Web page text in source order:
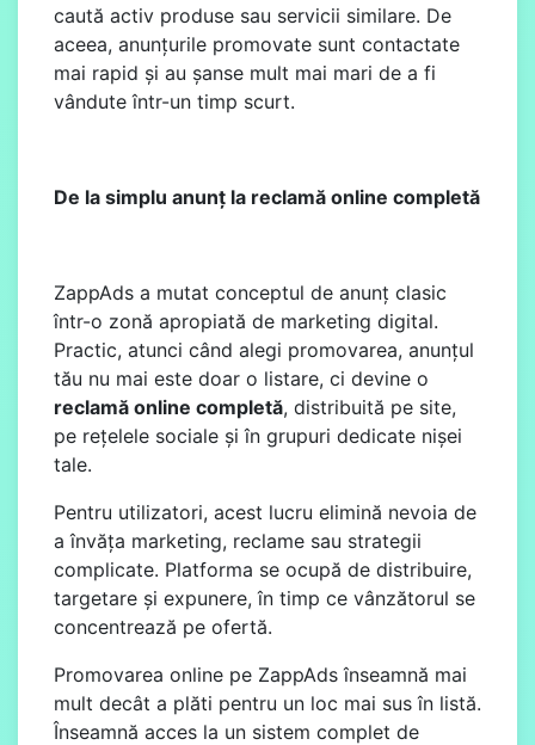
caută activ produse sau servicii similare. De
aceea, anunțurile promovate sunt contactate
mai rapid și au șanse mult mai mari de a fi
vândute într-un timp scurt.
De la simplu anunț la reclamă online completă
ZappAds a mutat conceptul de anunț clasic
într-o zonă apropiată de marketing digital.
Practic, atunci când alegi promovarea, anunțul
tău nu mai este doar o listare, ci devine o
reclamă online completă, distribuită pe site,
pe rețelele sociale și în grupuri dedicate nișei
tale.
Pentru utilizatori, acest lucru elimină nevoia de
a învăța marketing, reclame sau strategii
complicate. Platforma se ocupă de distribuire,
targetare și expunere, în timp ce vânzătorul se
concentrează pe ofertă.
Promovarea online pe ZappAds înseamnă mai
mult decât a plăti pentru un loc mai sus în listă.
Înseamnă acces la un sistem complet de